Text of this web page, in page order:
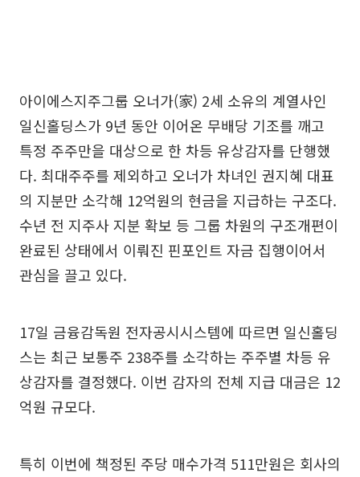
아이에스지주그룹 오너가(家) 2세 소유의 계열사인
일신홀딩스가 9년 동안 이어온 무배당 기조를 깨고
특정 주주만을 대상으로 한 차등 유상감자를 단행했
다. 최대주주를 제외하고 오너가 차녀인 권지혜 대표
의 지분만 소각해 12억원의 현금을 지급하는 구조다.
수년 전 지주사 지분 확보 등 그룹 차원의 구조개편이
완료된 상태에서 이뤄진 핀포인트 자금 집행이어서
관심을 끌고 있다.
17일 금융감독원 전자공시시스템에 따르면 일신홀딩
스는 최근 보통주 238주를 소각하는 주주별 차등 유
상감자를 결정했다. 이번 감자의 전체 지급 대금은 12
억원 규모다.
특히 이번에 책정된 주당 매수가격 511만원은 회사의